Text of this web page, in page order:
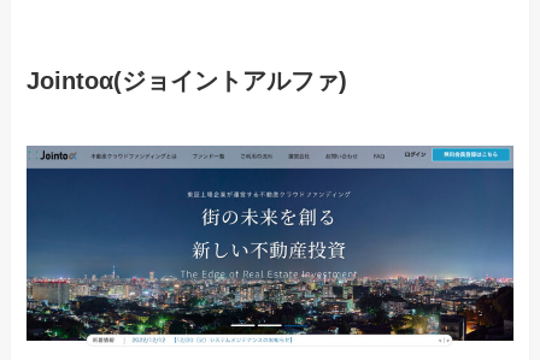
Jointoα(ジョイントアルファ)